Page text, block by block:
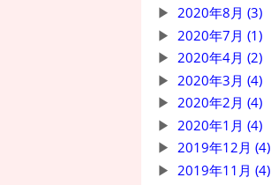
2020年8月 (3)
2020年7月 (1)
2020年4月 (2)
2020年3月 (4)
2020年2月 (4)
2020年1月 (4)
2019年12月 (4)
2019年11月 (4)